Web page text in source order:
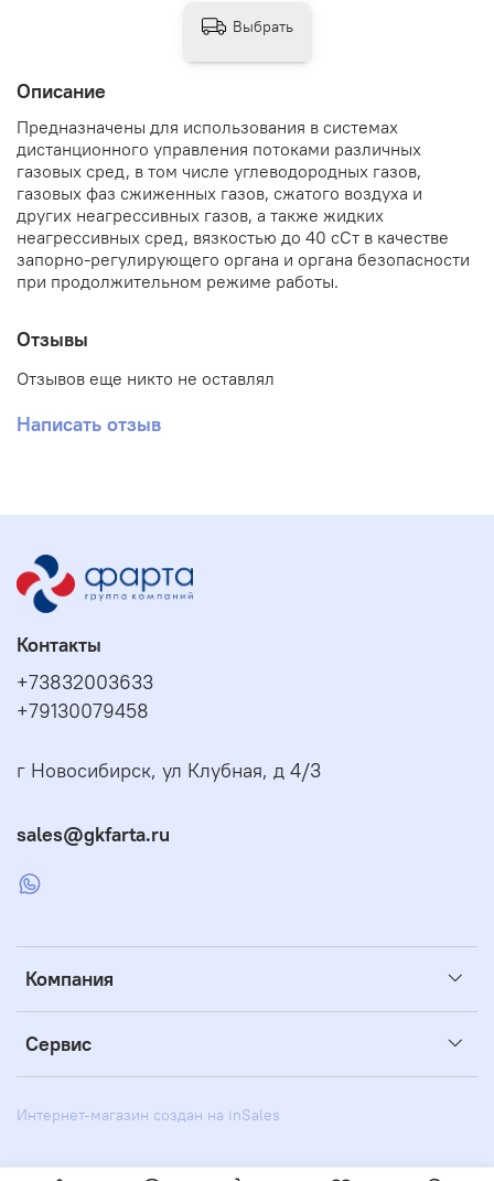
Описание
Предназначены для использования в системах
дистанционного управления потоками различных
газовых сред, в том числе углеводородных газов,
газовых фаз сжиженных газов, сжатого воздуха и
других неагрессивных газов, а также жидких
неагрессивных сред, вязкостью до 40 сСт в качестве
запорно-регулирующего органа и органа безопасности
при продолжительном режиме работы.
Отзывы
Отзывов еще никто не оставлял
Написать отзыв
Выбрать
Компания
Сервис
Контакты
+73832003633
+79130079458
г Новосибирск, ул Клубная, д 4/3
sales@gkfarta.ru
Интернет-магазин создан на inSales